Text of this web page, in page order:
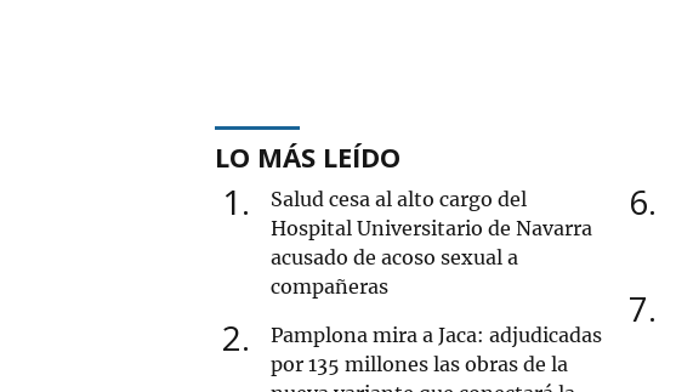
LO MÁS LEÍDO
1
Salud cesa al alto cargo del
Hospital Universitario de Navarra
acusado de acoso sexual a
compañeras
2
Pamplona mira a Jaca: adjudicadas
por 135 millones las obras de la
6
7